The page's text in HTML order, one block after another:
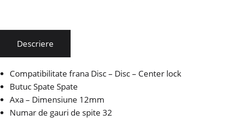
Descriere
Compatibilitate frana Disc – Disc – Center lock
Butuc Spate Spate
Axa – Dimensiune 12mm
Numar de gauri de spite 32